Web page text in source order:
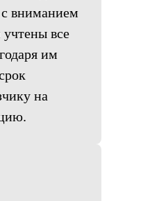
вниманием
все
им
на